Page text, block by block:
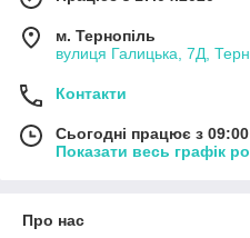
м. Тернопіль
вулиця Галицька, 7Д,
Контакти
Сьогодні працює з
Показати весь графік
Про нас